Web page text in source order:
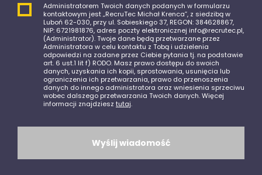
Administratorem Twoich danych podanych w formularzu
kontaktowym jest „RecruTec Michał Krenca”, z siedzibą w
Luboń 62-030, przy ul. Sobieskiego 37, REGON: 384628867,
NIP: 6721981876, adres poczty elektronicznej info@recrutec.pl,
(Administrator). Twoje dane będą przetwarzane przez
Administratora w celu kontaktu z Tobą i udzielenia
odpowiedzi na zadane przez Ciebie pytania tj. na podstawie
art. 6 ust.1 lit f) RODO. Masz prawo dostępu do swoich
danych, uzyskania ich kopii, sprostowania, usunięcia lub
ograniczenia ich przetwarzania, prawo do przenoszenia
danych do innego administratora oraz wniesienia sprzeciwu
wobec dalszego przetwarzania Twoich danych. Więcej
informacji znajdziesz tutaj.